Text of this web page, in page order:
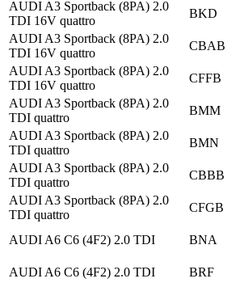
AUDI A3 Sportback (8PA) 2.0
TDI 16V quattro
BKD
AUDI A3 Sportback (8PA) 2.0
TDI 16V quattro
CBAB
AUDI A3 Sportback (8PA) 2.0
TDI 16V quattro
CFFB
AUDI A3 Sportback (8PA) 2.0
TDI quattro
BMM
AUDI A3 Sportback (8PA) 2.0
TDI quattro
BMN
AUDI A3 Sportback (8PA) 2.0
TDI quattro
CBBB
AUDI A3 Sportback (8PA) 2.0
TDI quattro
CFGB
AUDI A6 C6 (4F2) 2.0 TDI BNA
AUDI A6 C6 (4F2) 2.0 TDI BRF